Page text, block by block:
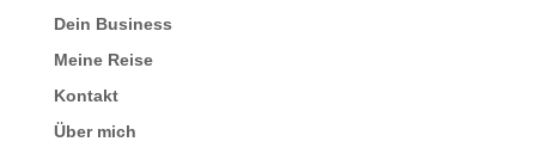
Dein Business
Meine Reise
Kontakt
Über mich